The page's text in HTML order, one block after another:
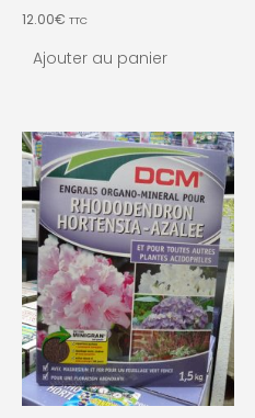
12.00€ TTC
Ajouter au panier